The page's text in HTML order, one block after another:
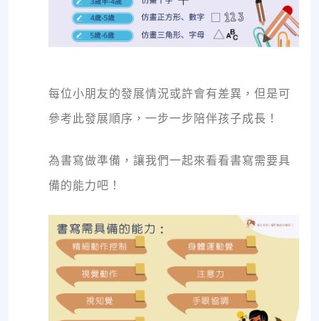
每位小朋友的發展情況或許會有差異，但是可
參考此發展順序，一步一步陪伴孩子成長！
為書寫做準備，讓我們一起來看看書寫需要具
備的能力吧！